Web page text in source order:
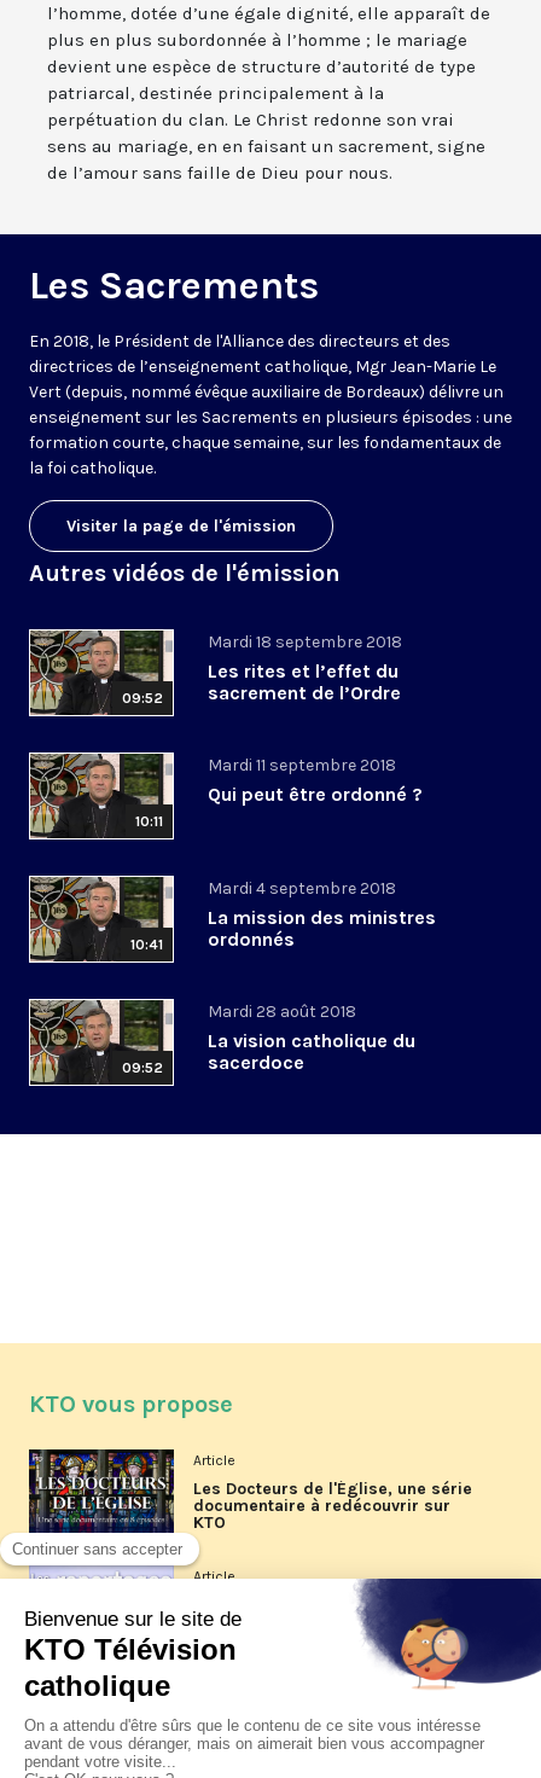
l’homme, dotée d’une égale dignité, elle apparaît de
plus en plus subordonnée à l’homme ; le mariage
devient une espèce de structure d’autorité de type
patriarcal, destinée principalement à la
perpétuation du clan. Le Christ redonne son vrai
sens au mariage, en en faisant un sacrement, signe
de l’amour sans faille de Dieu pour nous.
Les Sacrements
En 2018, le Président de l'Alliance des directeurs et des
directrices de l’enseignement catholique, Mgr Jean-Marie Le
Vert (depuis, nommé évêque auxiliaire de Bordeaux) délivre un
enseignement sur les Sacrements en plusieurs épisodes : une
formation courte, chaque semaine, sur les fondamentaux de
la foi catholique.
Visiter la page de l'émission
Autres vidéos de l'émission
09:52
Mardi 18 septembre 2018
Les rites et l’effet du
sacrement de l’Ordre
10:11
Mardi 11 septembre 2018
Qui peut être ordonné ?
10:41
Mardi 4 septembre 2018
La mission des ministres
ordonnés
09:52
Mardi 28 août 2018
La vision catholique du
sacerdoce
KTO vous propose
Article
Les Docteurs de l'Église, une série
documentaire à redécouvrir sur
KTO
Article
Les reportages d'été 2026 de KTO
La visite pastorale du pape Léon
XIV à Assise à suivre sur KTO le
jeudi 6 août